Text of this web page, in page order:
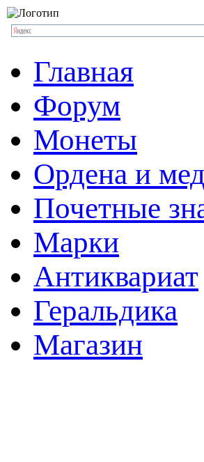
Главная
Форум
Монеты
Ордена и
Почетные
Марки
Антиквариат
Геральдика
Магазин